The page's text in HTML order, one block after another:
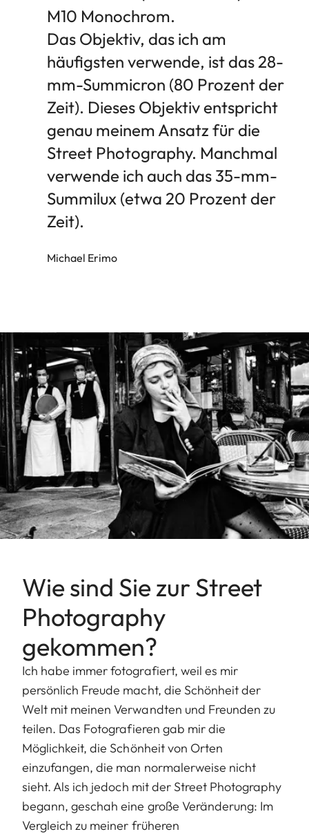
M10 Monochrom.
Das Objektiv, das ich am
häufigsten verwende, ist das 28-
mm-Summicron (80 Prozent der
Zeit). Dieses Objektiv entspricht
genau meinem Ansatz für die
Street Photography. Manchmal
verwende ich auch das 35-mm-
Summilux (etwa 20 Prozent der
Zeit).
Michael Erimo
Wie sind Sie zur Street
Photography
gekommen?
Ich habe immer fotografiert, weil es mir
persönlich Freude macht, die Schönheit der
Welt mit meinen Verwandten und Freunden zu
teilen. Das Fotografieren gab mir die
Möglichkeit, die Schönheit von Orten
einzufangen, die man normalerweise nicht
sieht. Als ich jedoch mit der Street Photography
begann, geschah eine große Veränderung: Im
Vergleich zu meiner früheren